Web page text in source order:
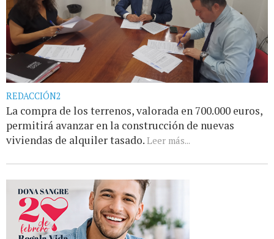
REDACCIÓN2
La compra de los terrenos, valorada en 700.000 euros,
permitirá avanzar en la construcción de nuevas
viviendas de alquiler tasado. Leer más...